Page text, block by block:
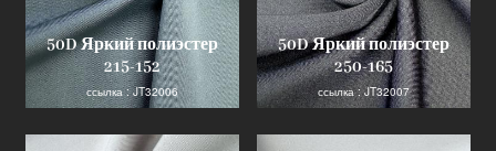
Инноватор отрасли
50D Яркий полиэстер
215-152
ссылка : JT32006
50D Яркий полиэстер
250-165
ссылка : JT32007